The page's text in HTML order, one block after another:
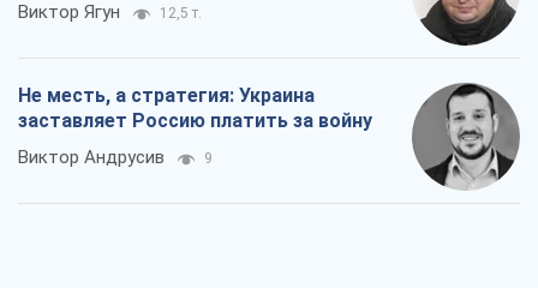
Виктор Ягун 12,5 т.
Не месть, а стратегия: Украина
заставляет Россию платить за войну
Виктор Андрусив 9